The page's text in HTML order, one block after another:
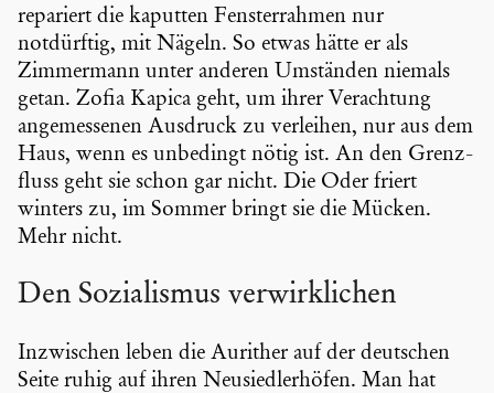
repariert die kaputten Fenster­rahmen nur
notdürftig, mit Nägeln. So etwas hätte er als
Zimmer­mann unter anderen Umständen niemals
getan. Zofia Kapica geht, um ihrer Verach­tung
angemes­senen Ausdruck zu verleihen, nur aus dem
Haus, wenn es unbedingt nötig ist. An den Grenz­
fluss geht sie schon gar nicht. Die Oder friert
winters zu, im Sommer bringt sie die Mücken.
Mehr nicht.
Den Sozia­lismus verwirk­li­chen
Inzwi­schen leben die Aurither auf der deutschen
Seite ruhig auf ihren Neusied­ler­höfen. Man hat